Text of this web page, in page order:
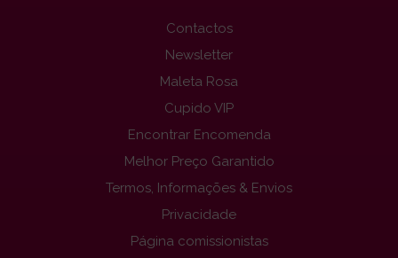
Contactos
Newsletter
Maleta Rosa
Cupido VIP
Encontrar Encomenda
Melhor Preço Garantido
Termos, Informações & Envios
Privacidade
Página comissionistas